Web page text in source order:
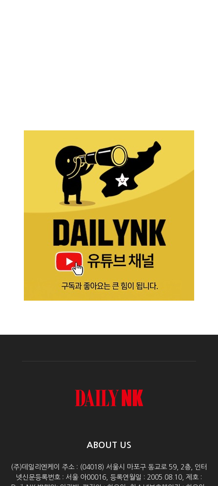
ABOUT US
(주)데일리엔케이 주소 : (04018) 서울시 마포구 동교로 59, 2층, 인터
넷신문등록번호 : 서울 아00016, 등록연월일 : 2005.08.10, 제호 :